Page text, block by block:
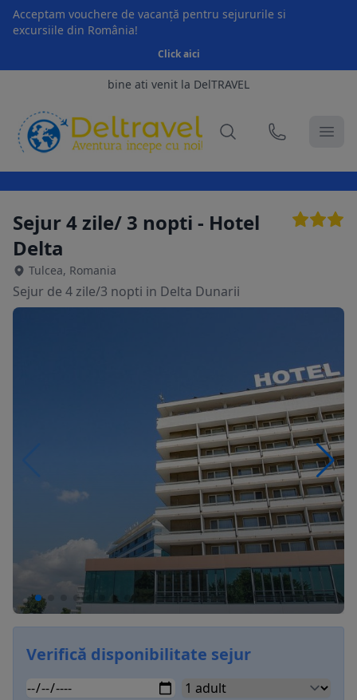
Acceptam vouchere de vacanță pentru sejururile si
excursiile din România!
Click aici
bine ati venit la DelTRAVEL
Sejur 4 zile/ 3 nopti - Hotel
Delta
Tulcea, Romania
Sejur de 4 zile/3 nopti in Delta Dunarii
Verifică disponibilitate sejur